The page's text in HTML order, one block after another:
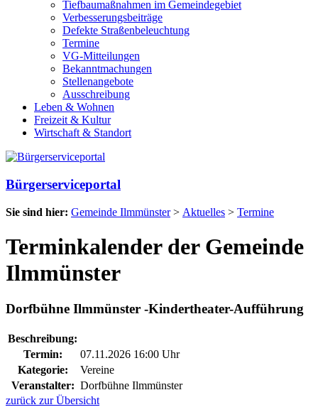
Tiefbaumaßnahmen im Gemeindegebiet
Verbesserungsbeiträge
Defekte Straßenbeleuchtung
Termine
VG-Mitteilungen
Bekanntmachungen
Stellenangebote
Ausschreibung
Leben & Wohnen
Freizeit & Kultur
Wirtschaft & Standort
Bürgerserviceportal
Sie sind hier: Gemeinde Ilmmünster> Aktuelles > Termine
Terminkalender der Gemeinde
Ilmmünster
Dorfbühne Ilmmünster -Kindertheater-Aufführung
Beschreibung:
Termin:
07.11.2026 16:00 Uhr
Kategorie:
Vereine
Veranstalter: Dorfbühne Ilmmünster
zurück zur Übersicht